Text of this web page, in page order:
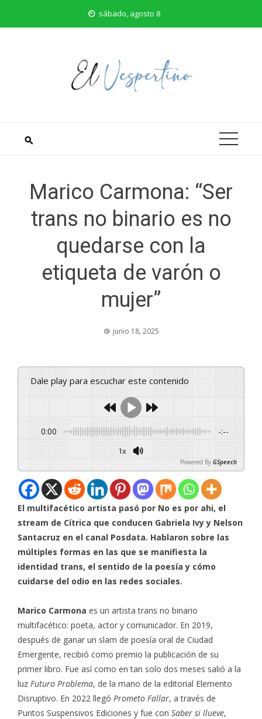
sábado, agosto 8
Marico Carmona: “Ser
trans no binario es no
quedarse con la
etiqueta de varón o
mujer”
junio 18, 2025
Dale play para escuchar este contenido
0:00 -:--
1x
Powered By GSpeech
El multifacético artista pasó por No es por ahi, el
stream de Cítrica que conducen Gabriela Ivy y Nelson
Santacruz en el canal Posdata. Hablaron sobre las
múltiples formas en las que se manifiesta la
identidad trans, el sentido de la poesía y cómo
cuidarse del odio en las redes sociales.
Marico Carmona es un artista trans no binario
multifacético: poeta, actor y comunicador. En 2019,
después de ganar un slam de poesía oral de Ciudad
Emergente, recibió como premio la publicación de su
primer libro. Fue así como en tan solo dos meses salió a la
luz Futuro Problema, de la mano de la editorial Elemento
Disruptivo. En 2022 llegó Prometo Fallar, a través de
Puntos Suspensivos Ediciones y fue con Saber si llueve,